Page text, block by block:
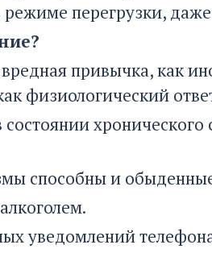
перегрузки, даже
привычка, как
физиологический
хронического
способны и
уведомлений